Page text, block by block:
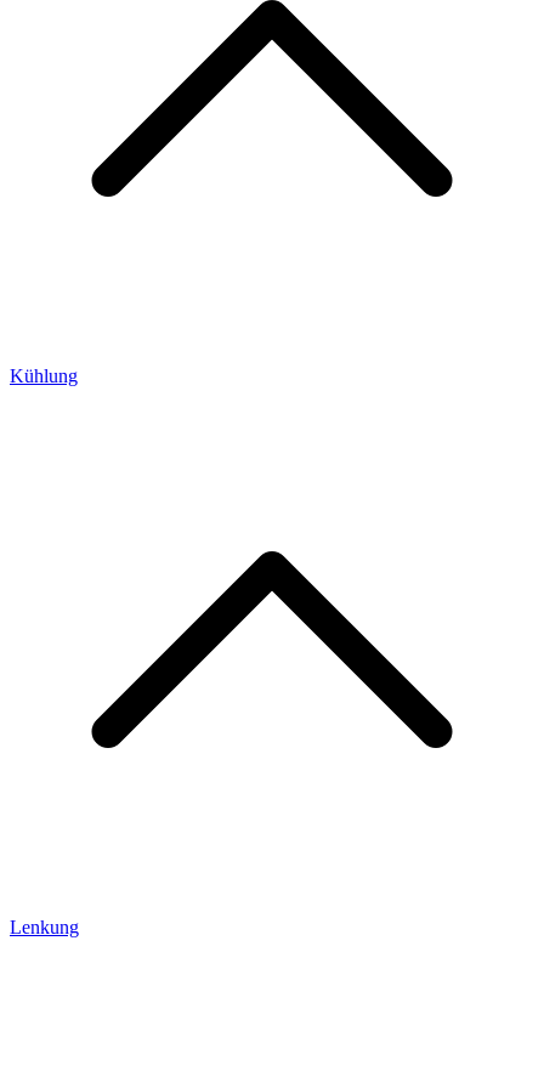
Kühlung
Lenkung